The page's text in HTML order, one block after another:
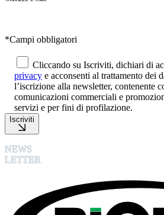
*Campi obbligatori
Cliccando su Iscriviti, dichiari di
privacy e acconsenti al trattamento dei
l’iscrizione alla newsletter, contenente
comunicazioni commerciali e
servizi e per fini di profilazione.
Iscriviti
NEWS
LETTER